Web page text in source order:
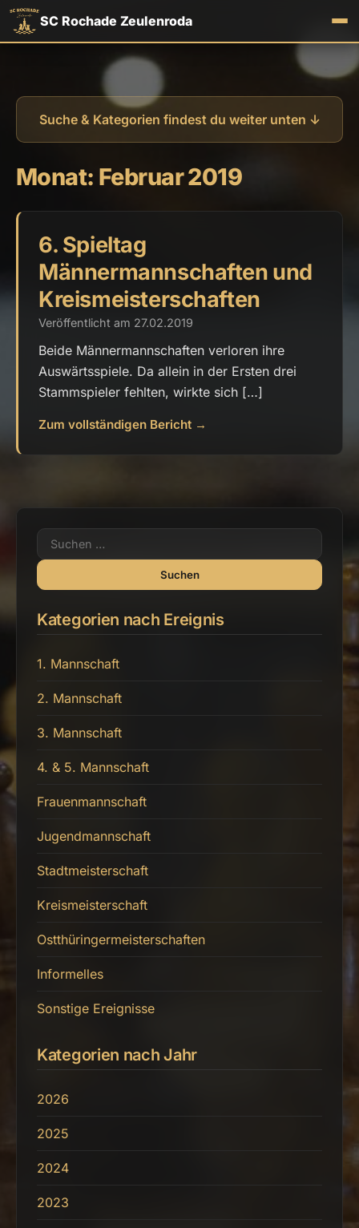
SC Rochade Zeulenroda
Suche & Kategorien findest du weiter unten ↓
Monat: Februar 2019
6. Spieltag
Männermannschaften und
Kreismeisterschaften
Veröffentlicht am 27.02.2019
Beide Männermannschaften verloren ihre
Auswärtsspiele. Da allein in der Ersten drei
Stammspieler fehlten, wirkte sich […]
Zum vollständigen Bericht →
Suchen
nach:
Kategorien nach Ereignis
1. Mannschaft
2. Mannschaft
3. Mannschaft
4. & 5. Mannschaft
Frauenmannschaft
Jugendmannschaft
Stadtmeisterschaft
Kreismeisterschaft
Ostthüringermeisterschaften
Informelles
Sonstige Ereignisse
Kategorien nach Jahr
2026
2025
2024
2023